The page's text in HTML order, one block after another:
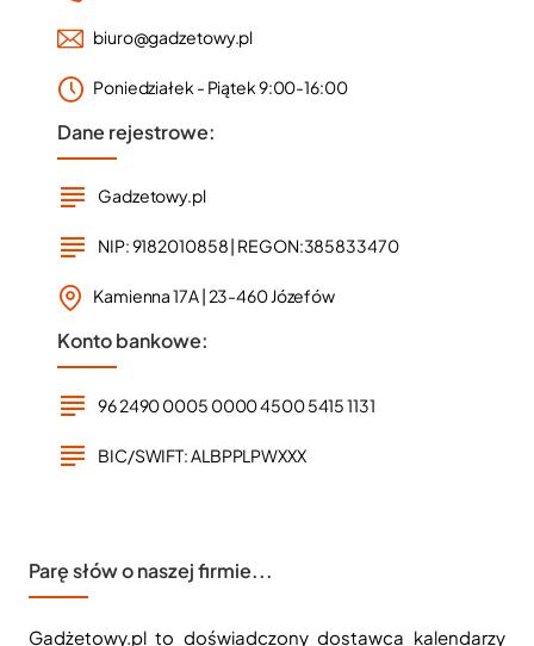
biuro@gadzetowy.pl
Poniedziałek - Piątek 9:00-16:00
Dane rejestrowe:
Gadzetowy.pl
NIP: 9182010858 | REGON:385833470
Kamienna 17A | 23-460 Józefów
Konto bankowe:
96 2490 0005 0000 4500 5415 1131
BIC/SWIFT: ALBPPLPWXXX
Parę słów o naszej firmie...
Gadżetowy.pl to doświadczony dostawca kalendarzy